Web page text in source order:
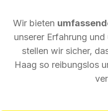
Wir bieten
unserer Erfahrung
stellen wir sicher,
Haag so reibungslos